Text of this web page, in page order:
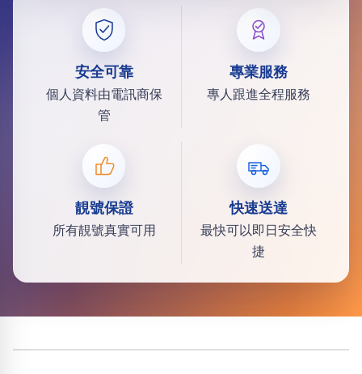
安全可靠
個人資料由電訊商保
管
專業服務
專人跟進全程服務
靚號保證
所有靚號真實可用
快速送達
最快可以即日安全快
捷